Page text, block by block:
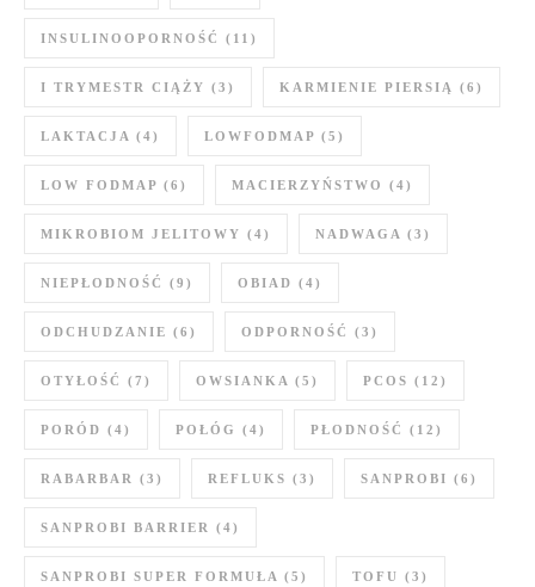
INSULINOOPORNOŚĆ (11)
I TRYMESTR CIĄŻY (3) KARMIENIE PIERSIĄ (6)
LAKTACJA (4) LOWFODMAP (5)
LOW FODMAP (6) MACIERZYŃSTWO (4)
MIKROBIOM JELITOWY (4) NADWAGA (3)
NIEPŁODNOŚĆ (9) OBIAD (4)
ODCHUDZANIE (6) ODPORNOŚĆ (3)
OTYŁOŚĆ (7) OWSIANKA (5) PCOS (12)
PORÓD (4) POŁÓG (4) PŁODNOŚĆ (12)
RABARBAR (3) REFLUKS (3) SANPROBI (6)
SANPROBI BARRIER (4)
SANPROBI SUPER FORMUŁA (5) TOFU (3)